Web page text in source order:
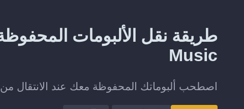
Music
اصطحب ألبوماتك المحفوظة معك عند الانتقال من YouSee Musik إلى Apple Music.